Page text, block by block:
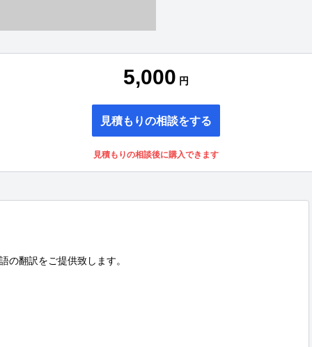
5,000 円
見積もりの相談をする
見積もりの相談後に購入できます
の翻訳をご提供致します。